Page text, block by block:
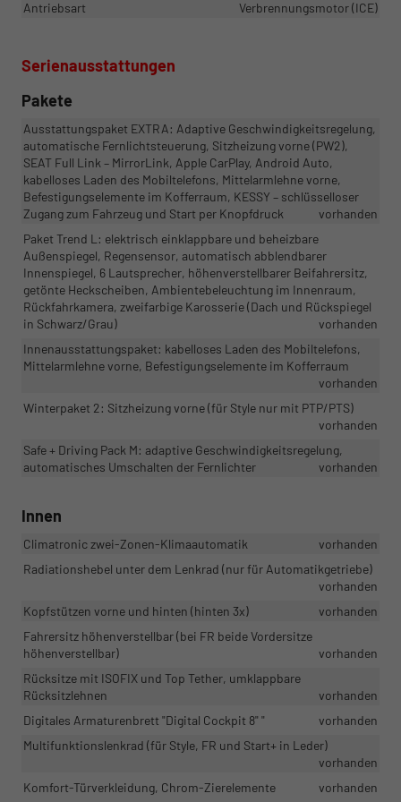
Antriebsart Verbrennungsmotor (ICE)
Serienausstattungen
Pakete
Ausstattungspaket EXTRA: Adaptive Geschwindigkeitsregelung,
automatische Fernlichtsteuerung, Sitzheizung vorne (PW2),
SEAT Full Link – MirrorLink, Apple CarPlay, Android Auto,
kabelloses Laden des Mobiltelefons, Mittelarmlehne vorne,
Befestigungselemente im Kofferraum, KESSY – schlüsselloser
Zugang zum Fahrzeug und Start per Knopfdruck
vorhanden
Paket Trend L: elektrisch einklappbare und beheizbare
Außenspiegel, Regensensor, automatisch abblendbarer
Innenspiegel, 6 Lautsprecher, höhenverstellbarer Beifahrersitz,
getönte Heckscheiben, Ambientebeleuchtung im Innenraum,
Rückfahrkamera, zweifarbige Karosserie (Dach und Rückspiegel
in Schwarz/Grau)
vorhanden
Innenausstattungspaket: kabelloses Laden des Mobiltelefons,
Mittelarmlehne vorne, Befestigungselemente im Kofferraum
vorhanden
Winterpaket 2: Sitzheizung vorne (für Style nur mit PTP/PTS)
vorhanden
Safe + Driving Pack M: adaptive Geschwindigkeitsregelung,
automatisches Umschalten der Fernlichter
vorhanden
Innen
Climatronic zwei-Zonen-Klimaautomatik
vorhanden
Radiationshebel unter dem Lenkrad (nur für Automatikgetriebe)
vorhanden
Kopfstützen vorne und hinten (hinten 3x)
vorhanden
Fahrersitz höhenverstellbar (bei FR beide Vordersitze
höhenverstellbar)
vorhanden
Rücksitze mit ISOFIX und Top Tether, umklappbare
Rücksitzlehnen
vorhanden
Digitales Armaturenbrett "Digital Cockpit 8" "
vorhanden
Multifunktionslenkrad (für Style, FR und Start+ in Leder)
vorhanden
Komfort-Türverkleidung, Chrom-Zierelemente
vorhanden